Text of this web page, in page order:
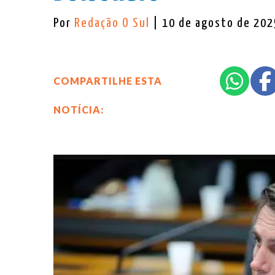
Por Redação O Sul | 10 de agosto de
COMPARTILHE ESTA
NOTÍCIA: